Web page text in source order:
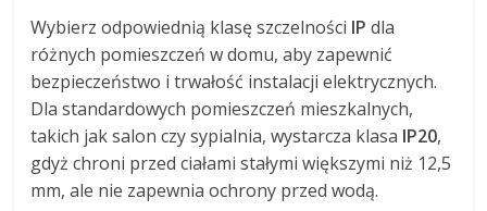
Wybierz odpowiednią klasę szczelności IP dla
różnych pomieszczeń w domu, aby zapewnić
bezpieczeństwo i trwałość instalacji elektrycznych.
Dla standardowych pomieszczeń mieszkalnych,
takich jak salon czy sypialnia, wystarcza klasa IP20,
gdyż chroni przed ciałami stałymi większymi niż 12,5
mm, ale nie zapewnia ochrony przed wodą.